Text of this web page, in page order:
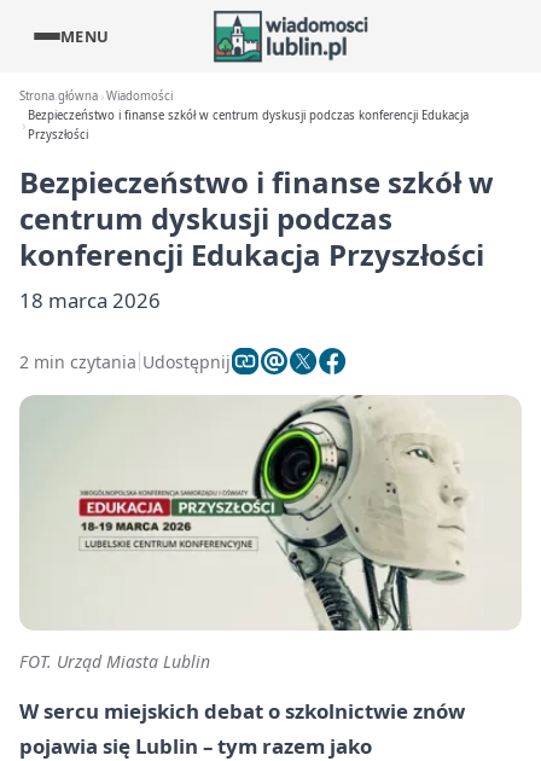
MENU
Strona główna Wiadomości
Bezpieczeństwo i finanse szkół w centrum dyskusji podczas konferencji Edukacja
Przyszłości
Bezpieczeństwo i finanse szkół w
centrum dyskusji podczas
konferencji Edukacja Przyszłości
18 marca 2026
2 min czytania Udostępnij
FOT. Urząd Miasta Lublin
W sercu miejskich debat o szkolnictwie znów
pojawia się Lublin – tym razem jako